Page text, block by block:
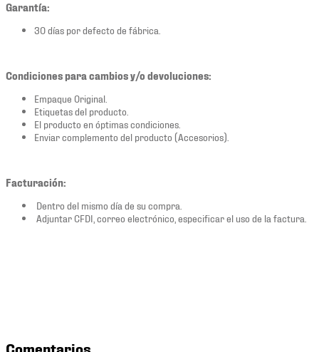
Garantía:
30 días por defecto de fábrica.
Condiciones para cambios y/o devoluciones:
Empaque Original.
Etiquetas del producto.
El producto en óptimas condiciones.
Enviar complemento del producto (Accesorios).
Facturación:
Dentro del mismo día de su compra.
Adjuntar CFDI, correo electrónico, especificar el uso de la factura.
Comentarios